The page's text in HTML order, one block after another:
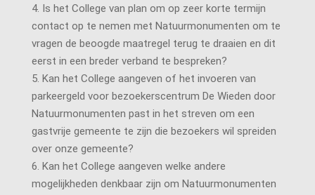
4. Is het College van plan om op zeer korte termijn
contact op te nemen met Natuurmonumenten om te
vragen de beoogde maatregel terug te draaien en dit
eerst in een breder verband te bespreken?
5. Kan het College aangeven of het invoeren van
parkeergeld voor bezoekerscentrum De Wieden door
Natuurmonumenten past in het streven om een
gastvrije gemeente te zijn die bezoekers wil spreiden
over onze gemeente?
6. Kan het College aangeven welke andere
mogelijkheden denkbaar zijn om Natuurmonumenten